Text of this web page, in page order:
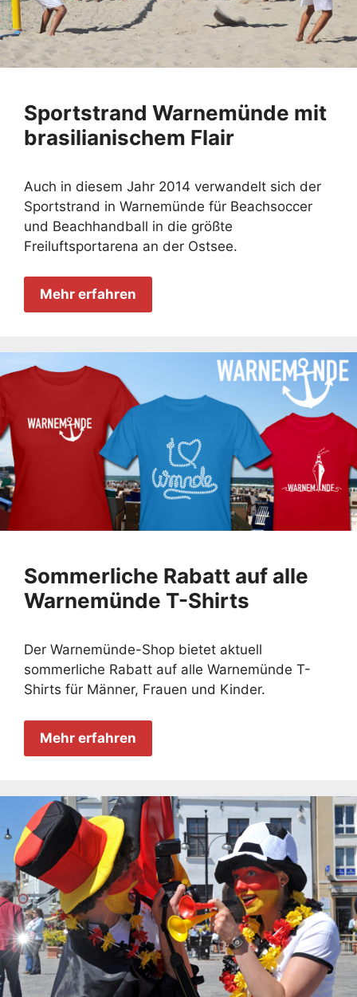
Sportstrand Warnemünde mit
brasilianischem Flair
Auch in diesem Jahr 2014 verwandelt sich der
Sportstrand in Warnemünde für Beachsoccer
und Beachhandball in die größte
Freiluftsportarena an der Ostsee.
Mehr erfahren
Sommerliche Rabatt auf alle
Warnemünde T-Shirts
Der Warnemünde-Shop bietet aktuell
sommerliche Rabatt auf alle Warnemünde T-
Shirts für Männer, Frauen und Kinder.
Mehr erfahren